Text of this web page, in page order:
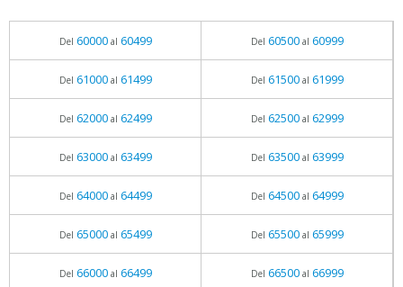
Del 60000al 60499 Del 60500al 60999
Del 61000al 61499 Del 61500al 61999
Del 62000al 62499 Del 62500al 62999
Del 63000al 63499 Del 63500al 63999
Del 64000al 64499 Del 64500al 64999
Del 65000al 65499 Del 65500al 65999
Del 66000al 66499 Del 66500al 66999